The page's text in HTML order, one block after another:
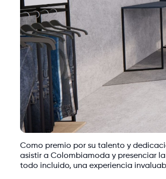
Como premio por su talento y
asistir a Colombiamoda y presenciar
todo incluido, una experiencia